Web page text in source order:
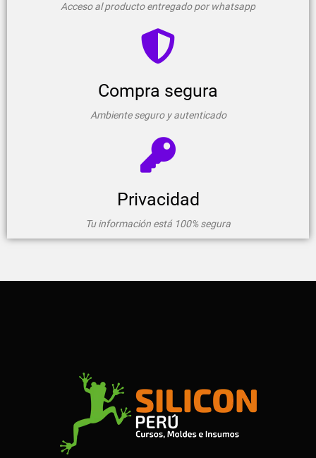
Acceso al producto entregado por whatsapp
Compra segura
Ambiente seguro y autenticado
Privacidad
Tu información está 100% segura